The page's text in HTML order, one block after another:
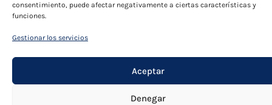
consentimiento, puede afectar negativamente a ciertas características y
funciones.
Gestionar los servicios
Aceptar
Denegar